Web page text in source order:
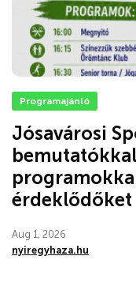
Programajánló
Jósavárosi
érdeklődőket
Aug 1, 2026
nyiregyhaza.hu